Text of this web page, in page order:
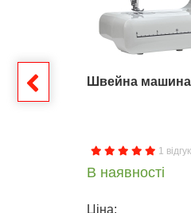
Швейна машина
1
В наявності
Ціна: